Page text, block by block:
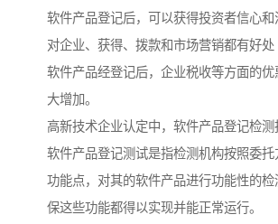
软件产品登记后，可以获得投资者信心和
对企业、获得、拨款和市场营销都有好处
软件产品经登记后，企业税收等方面的
大增加。
高新技术企业认定中，软件产品登记检测
软件产品登记测试是指检测机构按照委
功能点，对其的软件产品进行功能性的
保这些功能都得以实现并能正常运行。